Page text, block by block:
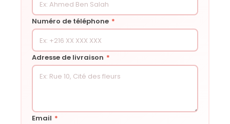
Numéro de téléphone *
Adresse de livraison *
Email *